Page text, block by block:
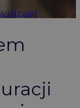
i działaj!